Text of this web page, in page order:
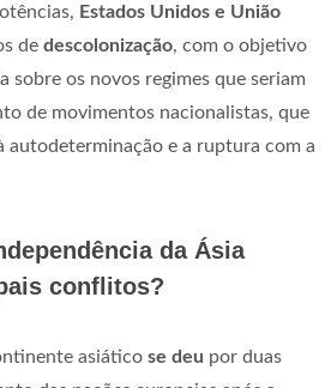
Estados Unidos e União
de descolonização, com o objetivo
sobre os novos regimes que seriam
de movimentos nacionalistas, que
autodeterminação e a ruptura com a
da Ásia
conflitos?
asiático se deu por duas